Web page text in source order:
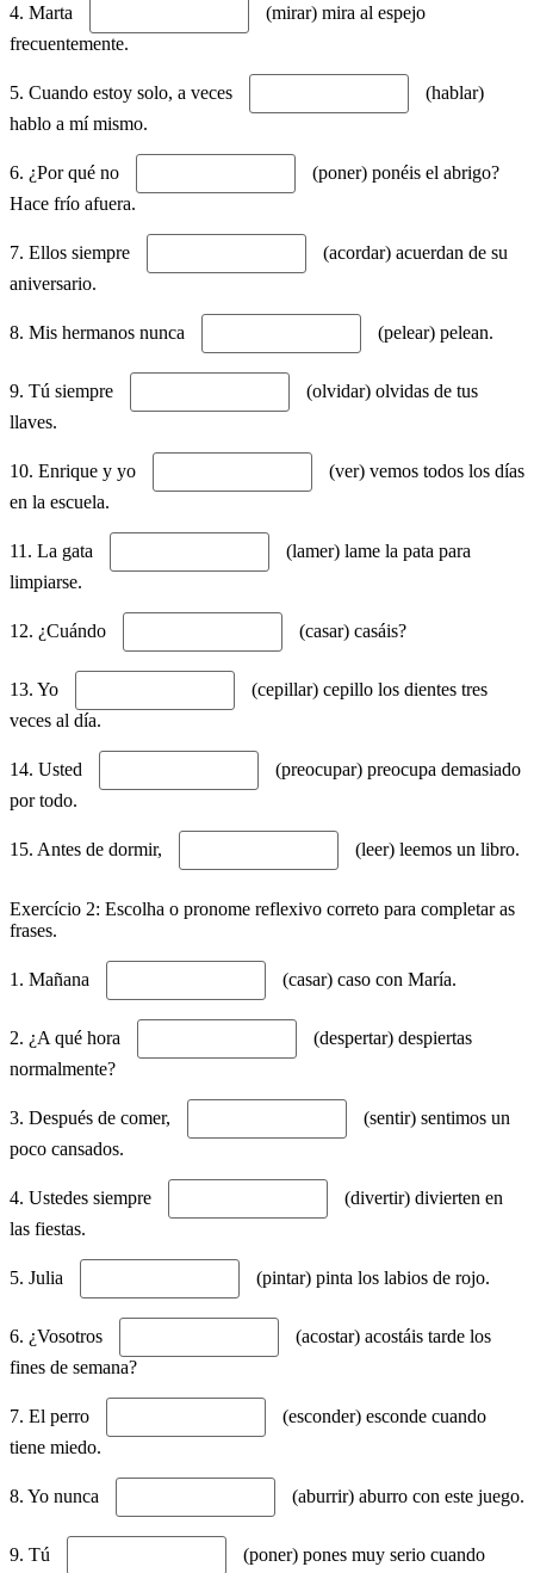
4. Marta
(mirar) mira al espejo
frecuentemente.
5. Cuando estoy solo, a veces
(hablar)
hablo a mí mismo.
6. ¿Por qué no
(poner) ponéis el abrigo?
Hace frío afuera.
7. Ellos siempre
(acordar) acuerdan de su
aniversario.
8. Mis hermanos nunca (pelear) pelean.
9. Tú siempre
(olvidar) olvidas de tus
llaves.
10. Enrique y yo
(ver) vemos todos los días
en la escuela.
11. La gata
(lamer) lame la pata para
limpiarse.
12. ¿Cuándo (casar) casáis?
13. Yo
(cepillar) cepillo los dientes tres
veces al día.
14. Usted
(preocupar) preocupa demasiado
por todo.
15. Antes de dormir, (leer) leemos un libro.
Exercício 2: Escolha o pronome reflexivo correto para completar as
frases.
1. Mañana (casar) caso con María.
2. ¿A qué hora
(despertar) despiertas
normalmente?
3. Después de comer,
(sentir) sentimos un
poco cansados.
4. Ustedes siempre
(divertir) divierten en
las fiestas.
5. Julia (pintar) pinta los labios de rojo.
6. ¿Vosotros
(acostar) acostáis tarde los
fines de semana?
7. El perro
(esconder) esconde cuando
tiene miedo.
8. Yo nunca (aburrir) aburro con este juego.
9. Tú
(poner) pones muy serio cuando